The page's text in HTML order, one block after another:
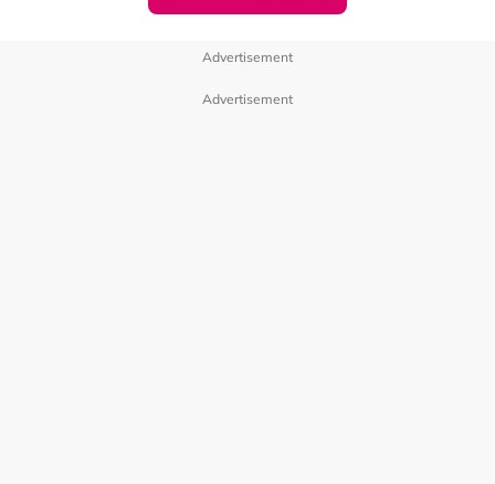
陈建州纪录范玮琪和粉丝互动画面
Advertisement
Advertisement